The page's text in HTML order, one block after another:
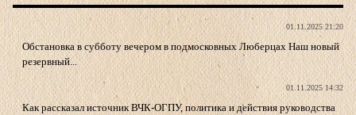
01.11.2025 21:20
Обстановка в субботу вечером в подмосковных Люберцах Наш новый
резервный...
01.11.2025 14:32
Как рассказал источник ВЧК-ОГПУ, политика и действия руководства